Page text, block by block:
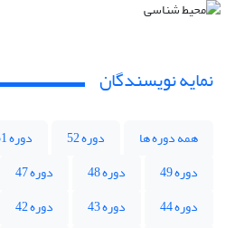
نمایه نویسندگان
همه دوره ها دوره 52 دوره 51
دوره 49
دوره 48 دوره 47
دوره 44
دوره 43 دوره 42